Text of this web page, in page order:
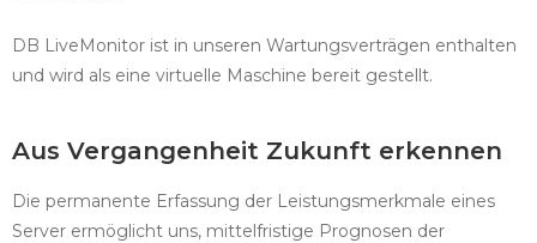
DB LiveMonitor ist in unseren Wartungsverträgen enthalten
und wird als eine virtuelle Maschine bereit gestellt.
Aus Vergangenheit Zukunft erkennen
Die permanente Erfassung der Leistungsmerkmale eines
Server ermöglicht uns, mittelfristige Prognosen der